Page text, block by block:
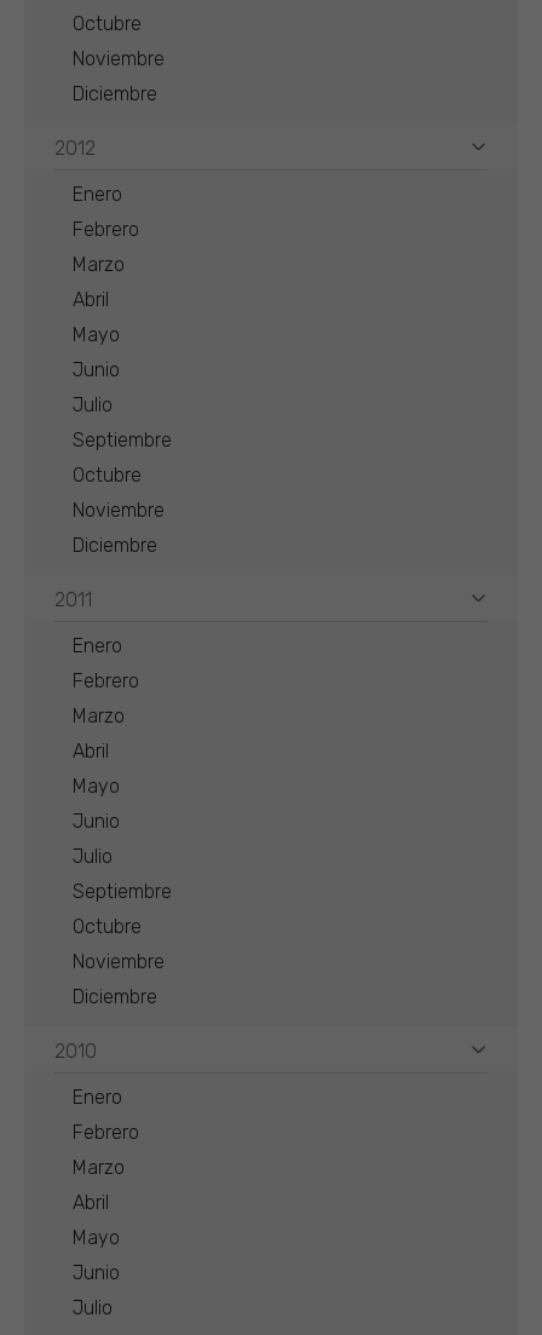
Octubre
Noviembre
Diciembre
2012
Enero
Febrero
Marzo
Abril
Mayo
Junio
Julio
Septiembre
Octubre
Noviembre
Diciembre
2011
Enero
Febrero
Marzo
Abril
Mayo
Junio
Julio
Septiembre
Octubre
Noviembre
Diciembre
2010
Enero
Febrero
Marzo
Abril
Mayo
Junio
Julio